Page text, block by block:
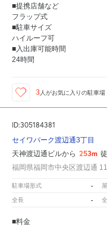
■提携店舗など
フラップ式
■駐車サイズ
ハイルーフ可
■入出庫可能時間
24時間
3 人がお気に入りの駐車場
ID:305184381
セイワパーク渡辺通3丁目
天神渡辺通ビルから 253m
福岡県福岡市中央区渡辺通 11
駐車場形式 -
全長 -
■料金